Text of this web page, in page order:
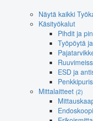
Näytä kaikki
Käsityökalut
Pihdit ja
Työpöytä
ESD ja
Mittalaitteet (2)